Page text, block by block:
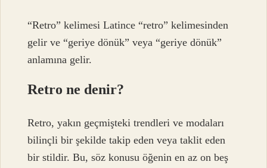
“Retro” kelimesi Latince “retro” kelimesinden
gelir ve “geriye dönük” veya “geriye dönük”
anlamına gelir.
Retro ne denir?
Retro, yakın geçmişteki trendleri ve modaları
bilinçli bir şekilde takip eden veya taklit eden
bir stildir. Bu, söz konusu öğenin en az on beş